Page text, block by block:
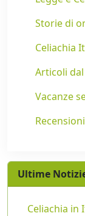
Storie di
Celiachia
Articoli
Vacanze
Recensioni
Ultime
Celiachia in